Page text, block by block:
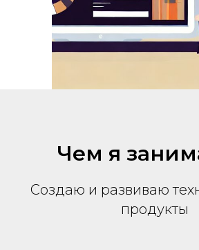
Чем я
Создаю и развиваю
продукты